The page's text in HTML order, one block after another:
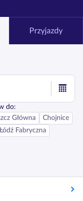
Przyjazdy
do:
Główna
Chojnice
Łódź Fabryczna